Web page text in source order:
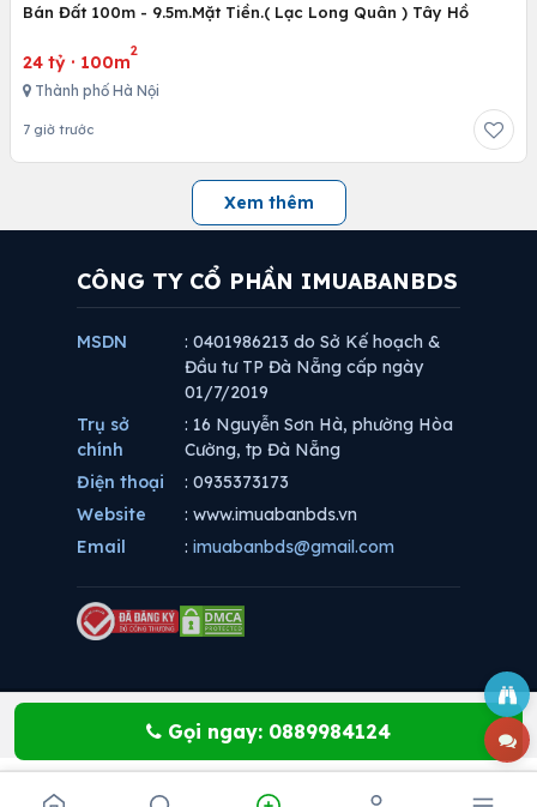
Bán Đất 100m - 9.5m.Mặt Tiền.( Lạc Long Quân ) Tây Hồ
24 tỷ · 100m
2
Thành phố Hà Nội
7 giờ trước
Xem thêm
Gọi ngay: 0889984124
CÔNG TY CỔ PHẦN IMUABANBDS
MSDN
: 0401986213 do Sở Kế hoạch &
Đầu tư TP Đà Nẵng cấp ngày
01/7/2019
Trụ sở
chính
: 16 Nguyễn Sơn Hà, phường Hòa
Cường, tp Đà Nẵng
Điện thoại
: 0935373173
Website
: www.imuabanbds.vn
Email
: imuabanbds@gmail.com